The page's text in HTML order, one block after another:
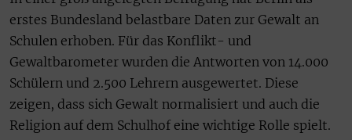
erstes Bundesland belastbare Daten zur Gewalt an
Schulen erhoben. Für das Konflikt- und
Gewaltbarometer wurden die Antworten von 14.000
Schülern und 2.500 Lehrern ausgewertet. Diese
zeigen, dass sich Gewalt normalisiert und auch die
Religion auf dem Schulhof eine wichtige Rolle spielt.